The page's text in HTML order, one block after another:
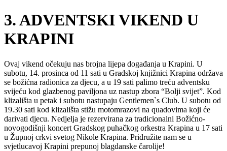
3. ADVENTSKI VIKEND U
KRAPINI
Ovaj vikend očekuju nas brojna lijepa događanja u Krapini. U
subotu, 14. prosinca od 11 sati u Gradskoj knjižnici Krapina održava
se božićna radionica za djecu, a u 19 sati palimo treću adventsku
svijeću kod glazbenog paviljona uz nastup zbora “Bolji svijet”. Kod
klizališta u petak i subotu nastupaju Gentlemen`s Club. U subotu od
19.30 sati kod klizališta stižu motomrazovi na quadovima koji će
darivati djecu. Nedjelja je rezervirana za tradicionalni Božićno-
novogodišnji koncert Gradskog puhačkog orkestra Krapina u 17 sati
u Župnoj crkvi svetog Nikole Krapina. Pridružite nam se u
svjetlucavoj Krapini prepunoj blagdanske čarolije!